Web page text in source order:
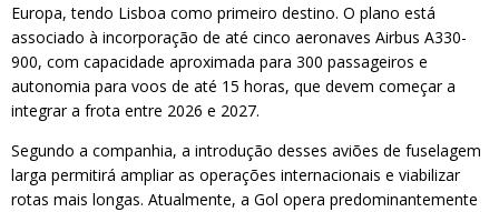
Europa, tendo Lisboa como primeiro destino. O plano está
associado à incorporação de até cinco aeronaves Airbus A330-
900, com capacidade aproximada para 300 passageiros e
autonomia para voos de até 15 horas, que devem começar a
integrar a frota entre 2026 e 2027.
Segundo a companhia, a introdução desses aviões de fuselagem
larga permitirá ampliar as operações internacionais e viabilizar
rotas mais longas. Atualmente, a Gol opera predominantemente